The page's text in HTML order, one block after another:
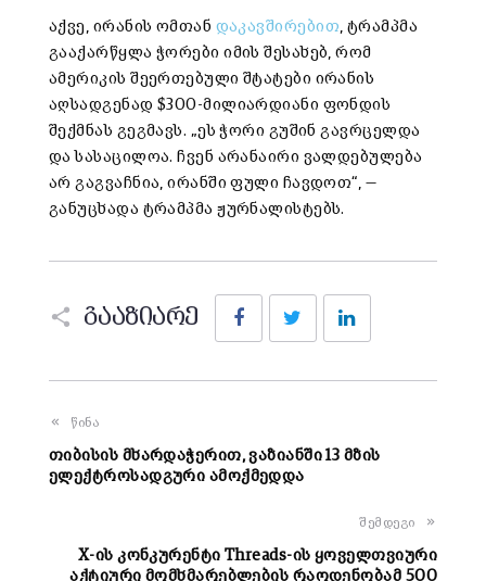
აქვე, ირანის ომთან დაკავშირებით, ტრამპმა
გააქარწყლა ჭორები იმის შესახებ, რომ
ამერიკის შეერთებული შტატები ირანის
აღსადგენად $300-მილიარდიანი ფონდის
შექმნას გეგმავს. „ეს ჭორი გუშინ გავრცელდა
და სასაცილოა. ჩვენ არანაირი ვალდებულება
არ გაგვაჩნია, ირანში ფული ჩავდოთ“, —
განუცხადა ტრამპმა ჟურნალისტებს.
გააზიარე
FacebookTwitter
წინა
თიბისის მხარდაჭერით, ვაზიანში 13 მზის
ელექტროსადგური ამოქმედდა
შემდეგი
X-ის კონკურენტი Threads-ის ყოველთვიური
აქტიური მომხმარებლების რაოდენობამ 500